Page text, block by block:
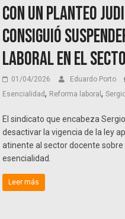
Con un planteo
consiguió
laboral en el
01/04/2026 Eduardo Porto
Esencialidad, Reforma laboral,
El sindicato que encabeza
desactivar la vigencia de la ley
atinente al sector docente sobre
esencialidad.
Leer más